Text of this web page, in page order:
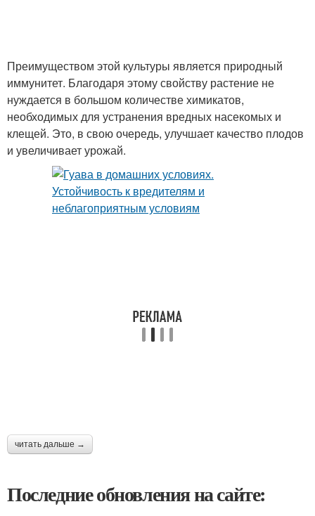
Преимуществом этой культуры является природный
иммунитет. Благодаря этому свойству растение не
нуждается в большом количестве химикатов,
необходимых для устранения вредных насекомых и
клещей. Это, в свою очередь, улучшает качество плодов
и увеличивает урожай.
читать дальше →
Последние обновления на сайте: